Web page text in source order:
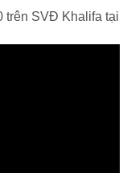
SVĐ Khalifa tại